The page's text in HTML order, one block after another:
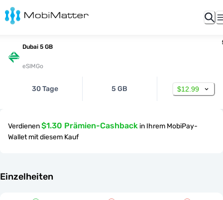
Dubai 5 GB
eSIMGo
30 Tage 5 GB $12.99
Verdienen$1.30 Prämien-Cashback in Ihrem MobiPay-
Wallet mit diesem Kauf
Einzelheiten